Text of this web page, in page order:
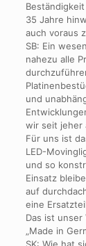
35 Jahre
auch voraus
SB: Ein
nahezu alle
und
wir seit jeher
Für uns ist
LED-
und so
Einsatz
auf
eine
Das ist
„Made in